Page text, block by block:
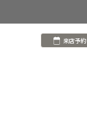
来店予約